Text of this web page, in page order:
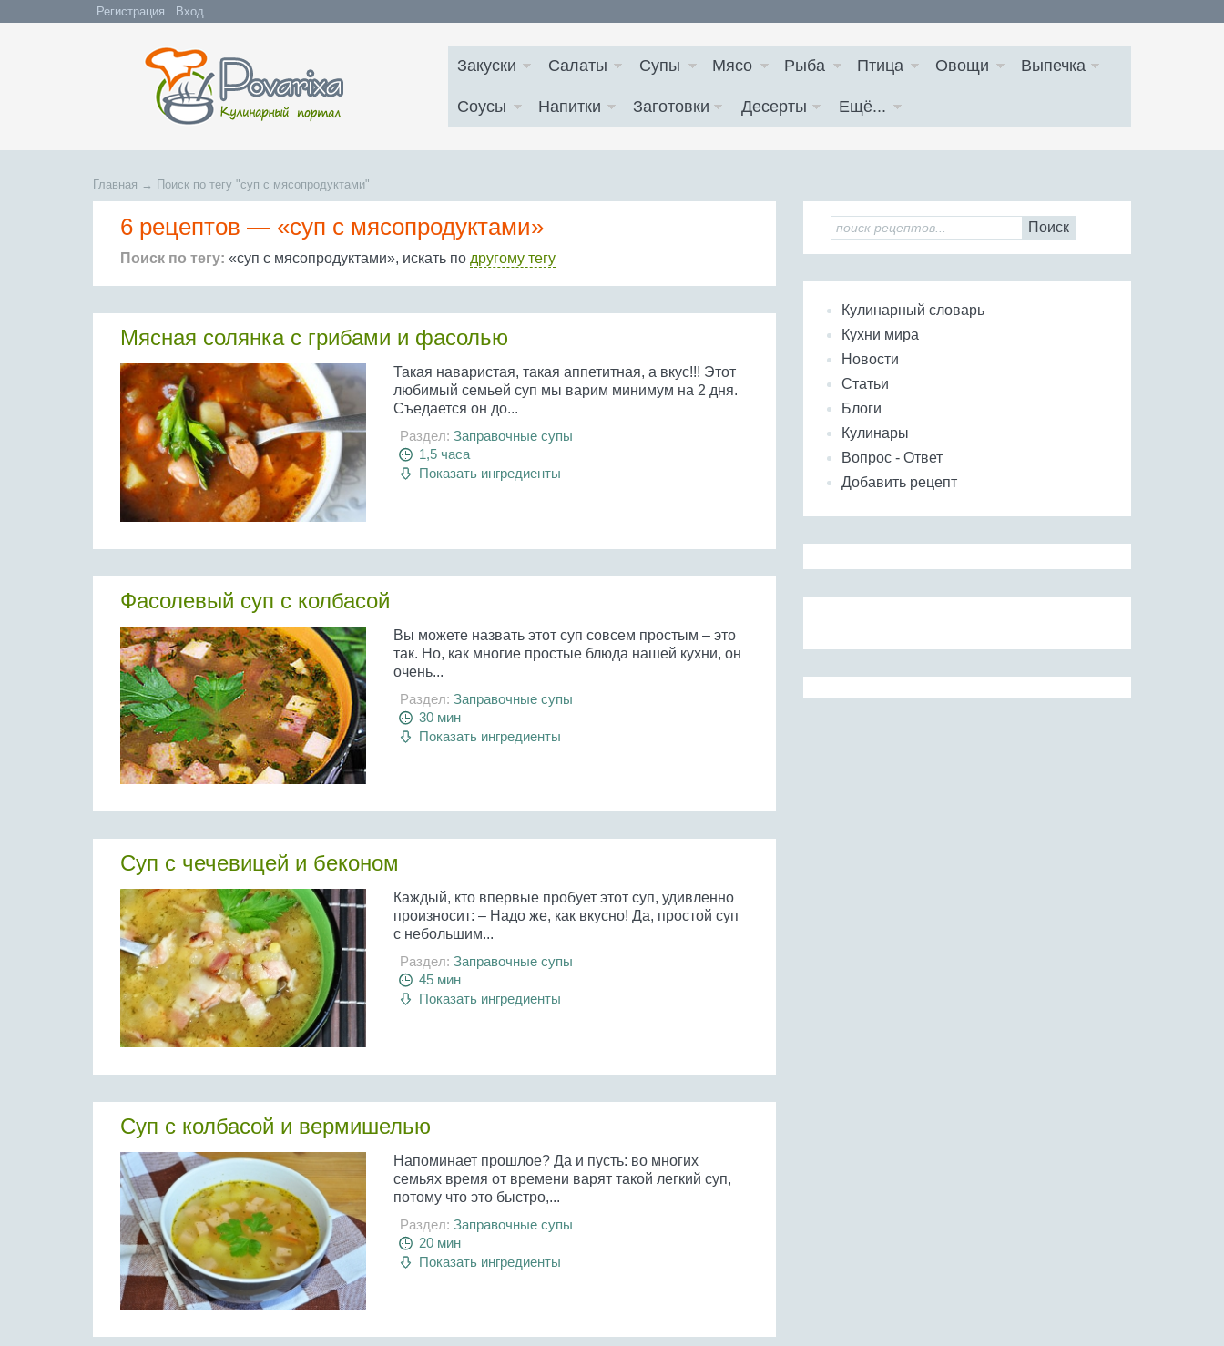
Регистрация Вход
Закуски Салаты Супы Мясо Рыба Птица Овощи Выпечка
Соусы Напитки Заготовки Десерты Ещё...
Главная → Поиск по тегу "суп с мясопродуктами"
6 рецептов — «суп с мясопродуктами»
Поиск по тегу: «суп с мясопродуктами», искать по другому тегу
Мясная солянка с грибами и фасолью
Такая наваристая, такая аппетитная, а вкус!!! Этот
любимый семьей суп мы варим минимум на 2 дня.
Съедается он до...
Раздел: Заправочные супы
1,5 часа
Показать ингредиенты
Фасолевый суп с колбасой
Вы можете назвать этот суп совсем простым – это
так. Но, как многие простые блюда нашей кухни, он
очень...
Раздел: Заправочные супы
30 мин
Показать ингредиенты
Суп с чечевицей и беконом
Каждый, кто впервые пробует этот суп, удивленно
произносит: – Надо же, как вкусно! Да, простой суп
с небольшим...
Раздел: Заправочные супы
45 мин
Показать ингредиенты
Суп с колбасой и вермишелью
Напоминает прошлое? Да и пусть: во многих
семьях время от времени варят такой легкий суп,
потому что это быстро,...
Раздел: Заправочные супы
20 мин
Показать ингредиенты
Поиск
Кулинарный словарь
Кухни мира
Новости
Статьи
Блоги
Кулинары
Вопрос - Ответ
Добавить рецепт